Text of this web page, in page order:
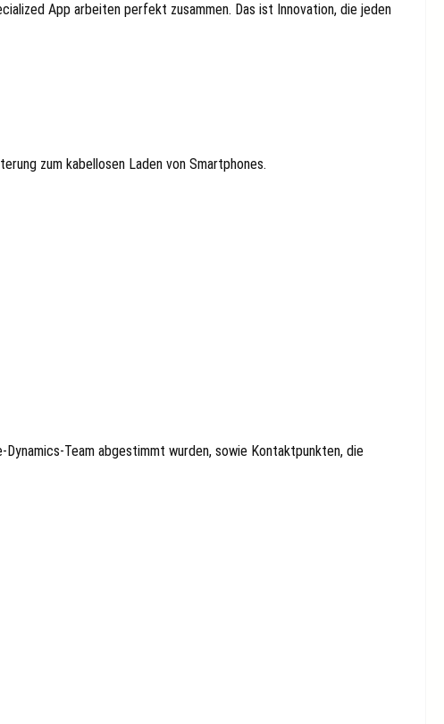
App arbeiten perfekt zusammen. Das ist Innovation, die jeden
zum kabellosen Laden von Smartphones.
abgestimmt wurden, sowie Kontaktpunkten, die